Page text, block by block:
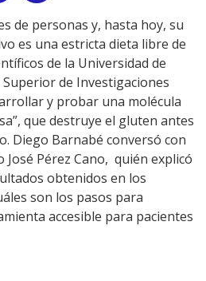
Link
de personas y, hasta hoy, su
es una estricta dieta libre de
de la Universidad de
de Investigaciones
y probar una molécula
que destruye el gluten antes
Diego Barnabé conversó con
José Pérez Cano, quién explicó
obtenidos en los
son los pasos para
accesible para pacientes